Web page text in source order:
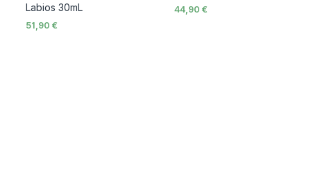
Labios 30mL
51,90 €
44,90 €